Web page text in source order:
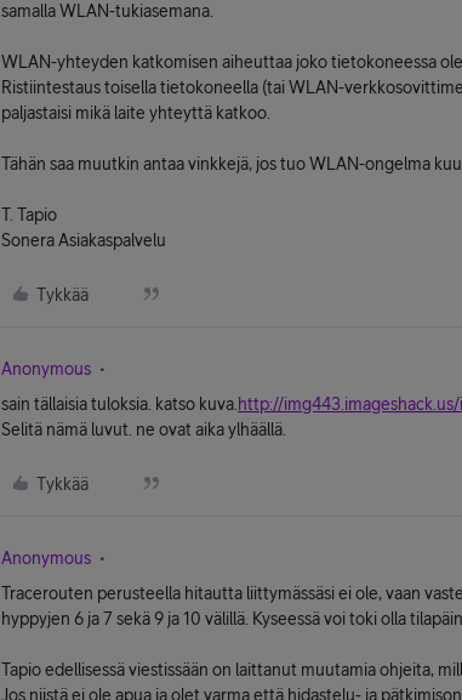
samalla WLAN-tukiasemana.
WLAN-yhteyden katkomisen aiheuttaa joko tietokoneessa
Ristiintestaus toisella tietokoneella (tai WLAN-
paljastaisi mikä laite yhteyttä katkoo.
Tähän saa muutkin antaa vinkkejä, jos tuo WLAN-ongelma
T. Tapio
Sonera Asiakaspalvelu
Tykkää
Anonymous
sain tällaisia tuloksia. katso kuva. http://
Selitä nämä luvut. ne ovat aika ylhäällä.
Tykkää
Anonymous
Tracerouten perusteella hitautta liittymässäsi ei ole, vaan
hyppyjen 6 ja 7 sekä 9 ja 10 välillä. Kyseessä voi toki olla
Tapio edellisessä viestissään on laittanut muutamia ohjeita,
Jos niistä ei ole apua ja olet varma että hidastelu- ja